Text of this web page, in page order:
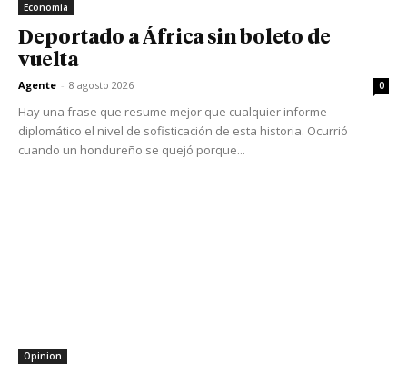
Economia
Deportado a África sin boleto de
vuelta
Agente - 8 agosto 2026 0
Hay una frase que resume mejor que cualquier informe
diplomático el nivel de sofisticación de esta historia. Ocurrió
cuando un hondureño se quejó porque...
Opinion